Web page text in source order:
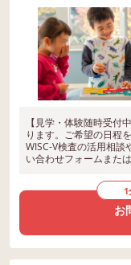
【見学・体験随時受付
ります。ご希望の日程
WISC-V検査の活用相
い合わせフォームまた
1
お